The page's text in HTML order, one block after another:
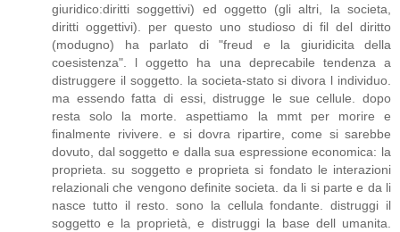
giuridico:diritti soggettivi) ed oggetto (gli altri, la societa,
diritti oggettivi). per questo uno studioso di fil del diritto
(modugno) ha parlato di "freud e la giuridicita della
coesistenza". l oggetto ha una deprecabile tendenza a
distruggere il soggetto. la societa-stato si divora l individuo.
ma essendo fatta di essi, distrugge le sue cellule. dopo
resta solo la morte. aspettiamo la mmt per morire e
finalmente rivivere. e si dovra ripartire, come si sarebbe
dovuto, dal soggetto e dalla sua espressione economica: la
proprieta. su soggetto e proprieta si fondato le interazioni
relazionali che vengono definite societa. da li si parte e da li
nasce tutto il resto. sono la cellula fondante. distruggi il
soggetto e la proprietà, e distruggi la base dell umanita.